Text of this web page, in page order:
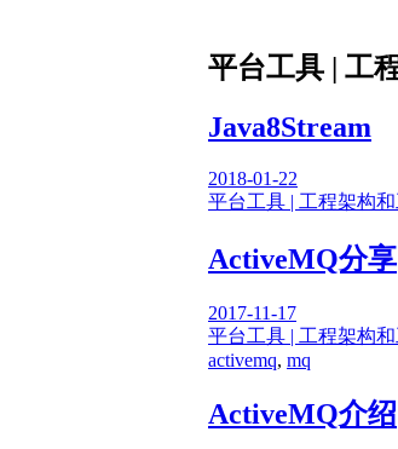
平台工具 | 工
Java8Stream
2018-01-22
平台工具 | 工程架构
ActiveMQ分享
2017-11-17
平台工具 | 工程架构
activemq, mq
ActiveMQ介绍